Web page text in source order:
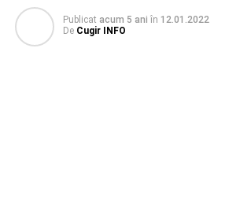
Publicat acum 5 ani în 12.01.2022
De Cugir INFO